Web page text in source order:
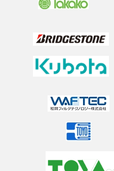
Sabbatical at Munich
新油圧回路の最適制御に関
2025年7月2日
（学外研究）韓国のロボッ
2025 Spring Conference on
新年度のメンバー更新
卒業おめでとうございます！